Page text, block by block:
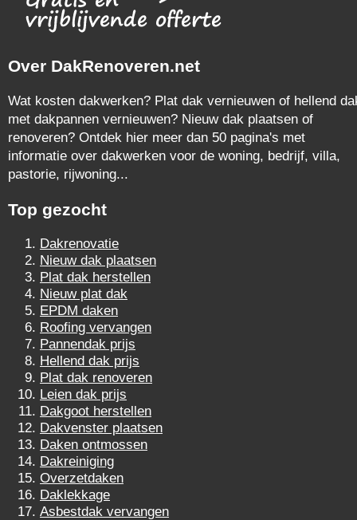
Over DakRenoveren.net
Wat kosten dakwerken? Plat dak vernieuwen of hellend
met dakpannen vernieuwen? Nieuw dak plaatsen of
renoveren? Ontdek hier meer dan 50 pagina's met
informatie over dakwerken voor de woning, bedrijf, villa,
pastorie, rijwoning...
Top gezocht
Dakrenovatie
Nieuw dak plaatsen
Plat dak herstellen
Nieuw plat dak
EPDM daken
Roofing vervangen
Pannendak prijs
Hellend dak prijs
Plat dak renoveren
Leien dak prijs
Dakgoot herstellen
Dakvenster plaatsen
Daken ontmossen
Dakreiniging
Overzetdaken
Daklekkage
Asbestdak vervangen